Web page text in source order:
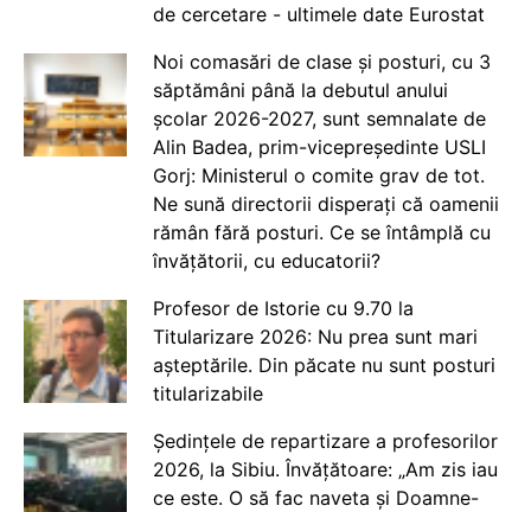
de cercetare - ultimele date Eurostat
Noi comasări de clase și posturi, cu 3
săptămâni până la debutul anului
școlar 2026-2027, sunt semnalate de
Alin Badea, prim-vicepreședinte USLI
Gorj: Ministerul o comite grav de tot.
Ne sună directorii disperați că oamenii
rămân fără posturi. Ce se întâmplă cu
învățătorii, cu educatorii?
Profesor de Istorie cu 9.70 la
Titularizare 2026: Nu prea sunt mari
așteptările. Din păcate nu sunt posturi
titularizabile
Ședințele de repartizare a profesorilor
2026, la Sibiu. Învățătoare: „Am zis iau
ce este. O să fac naveta și Doamne-